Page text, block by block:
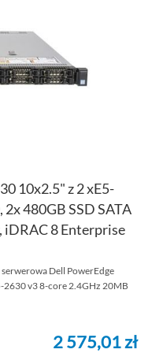
10x2.5" z 2 xE5-
480GB SSD SATA
iDRAC 8 Enterprise
Dell PowerEdge
2630 v3 8-core 2.4GHz 20MB
2 575,01 zł